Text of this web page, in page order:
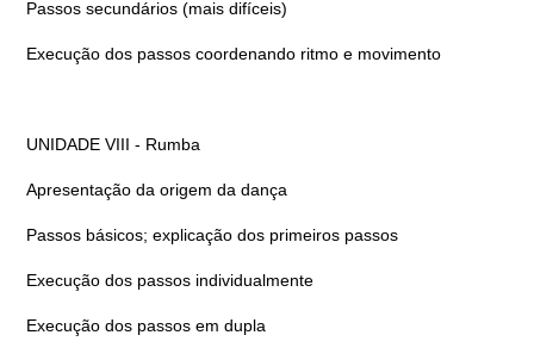
Passos secundários (mais difíceis)
Execução dos passos coordenando ritmo e movimento
UNIDADE VIII - Rumba
Apresentação da origem da dança
Passos básicos; explicação dos primeiros passos
Execução dos passos individualmente
Execução dos passos em dupla